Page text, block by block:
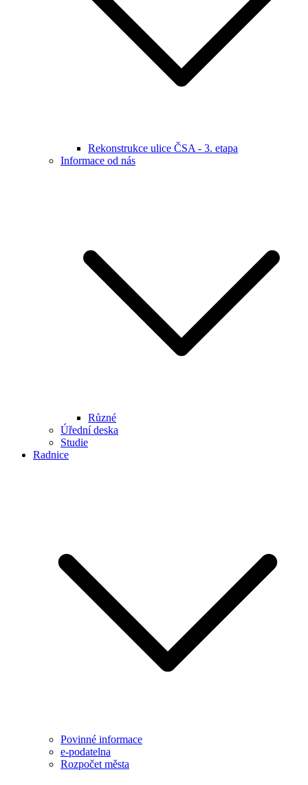
Rekonstrukce ulice ČSA - 3. etapa
Informace od nás
Různé
Úřední deska
Studie
Radnice
Povinné informace
e-podatelna
Rozpočet města